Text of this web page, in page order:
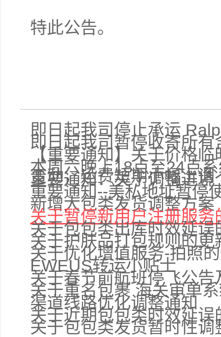
特此公告。
即日起我司停止承运
即日起我司暂停收寄所有
【重要通知】关于价格
变动，运费短期小幅上调
本周六晚上18点至24点
重要通知：关于调整进
重要通知--美私地址暂停
新增大包类发货调整方案
关于暂停新用户注册服务
关于包包类出库时效延误
关于护肤品打包规则的更
关于优化增值服务-拍照
EWEUS转运小贴士
关于春节前航班停飞公告
关于重名包裹 海关审单
渠道线路优化调整通知
关于近期包包类时效延误
关于包包类发货暂时性调